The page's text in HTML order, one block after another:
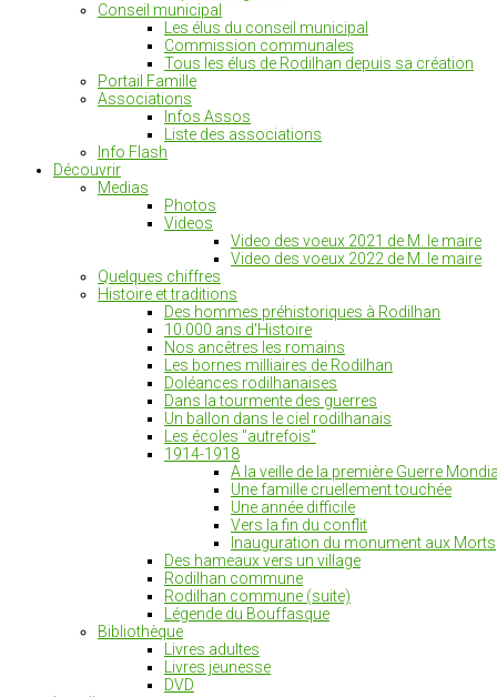
Conseil municipal
Les élus du conseil municipal
Commission communales
Tous les élus de Rodilhan depuis sa création
Portail Famille
Associations
Infos Assos
Liste des associations
Info Flash
Découvrir
Medias
Photos
Videos
Video des voeux 2021 de M. le maire
Video des voeux 2022 de M. le maire
Quelques chiffres
Histoire et traditions
Des hommes préhistoriques à Rodilhan
10.000 ans d'Histoire
Nos ancêtres les romains
Les bornes milliaires de Rodilhan
Doléances rodilhanaises
Dans la tourmente des guerres
Un ballon dans le ciel rodilhanais
Les écoles "autrefois"
1914-1918
A la veille de la première Guerre
Une famille cruellement touchée
Une année difficile
Vers la fin du conflit
Inauguration du monument aux Morts
Des hameaux vers un village
Rodilhan commune
Rodilhan commune (suite)
Légende du Bouffasque
Bibliothèque
Livres adultes
Livres jeunesse
DVD